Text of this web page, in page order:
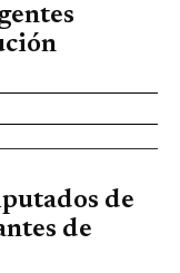
de
de